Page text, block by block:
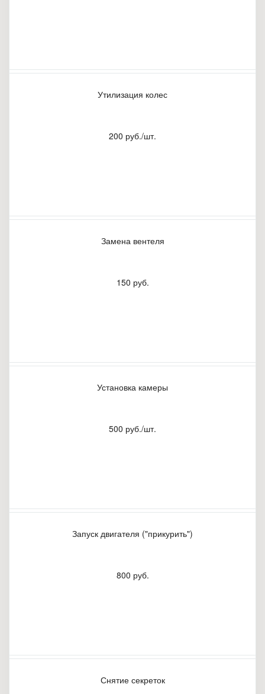
Утилизация колес
200 руб./шт.
Замена вентеля
150 руб.
Установка камеры
500 руб./шт.
Запуск двигателя ("прикурить")
800 руб.
Снятие секреток